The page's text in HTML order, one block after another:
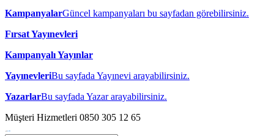
KampanyalarGüncel kampanyaları bu sayfadan görebilirsiniz.
Fırsat Yayınevleri
Kampanyalı Yayınlar
YayınevleriBu sayfada Yayınevi arayabilirsiniz.
YazarlarBu sayfada Yazar arayabilirsiniz.
Müşteri Hizmetleri 0850 305 12 65